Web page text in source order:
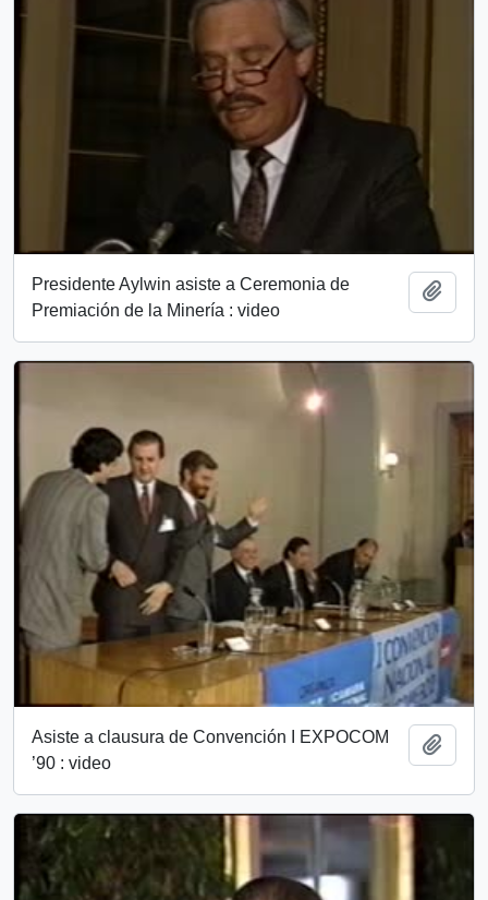
Presidente Aylwin asiste a Ceremonia de
Premiación de la Minería : video
Asiste a clausura de Convención I EXPOCOM
’90 : video